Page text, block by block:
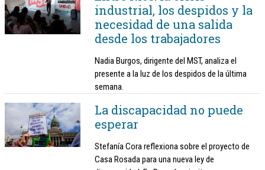
industrial, los despidos y la
necesidad de una salida
desde los trabajadores
Nadia Burgos, dirigente del MST, analiza el
presente a la luz de los despidos de la última
semana.
La discapacidad no puede
esperar
Stefanía Cora reflexiona sobre el proyecto de
Casa Rosada para una nueva ley de